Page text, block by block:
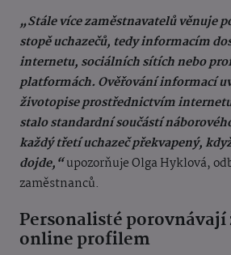
„Stále více zaměstnavatelů věnuje
stopě uchazečů, tedy informacím
internetu, sociálních sítích nebo
platformách. Ověřování informací
životopise prostřednictvím
stalo standardní součástí
každý třetí uchazeč překvapený,
dojde,“upozorňuje Olga Hyklová,
zaměstnanců.
Personalisté
online profilem